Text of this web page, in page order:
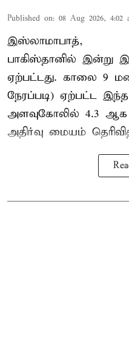
Published on: 08 Aug 2026, 4:02
இஸ்லாமாபாத்,
பாகிஸ்தானில் இன்று
ஏற்பட்டது. காலை 9
நேரப்படி) ஏற்பட்ட இந்த
அளவுகோலில் 4.3 ஆக
அதிர்வு மையம்